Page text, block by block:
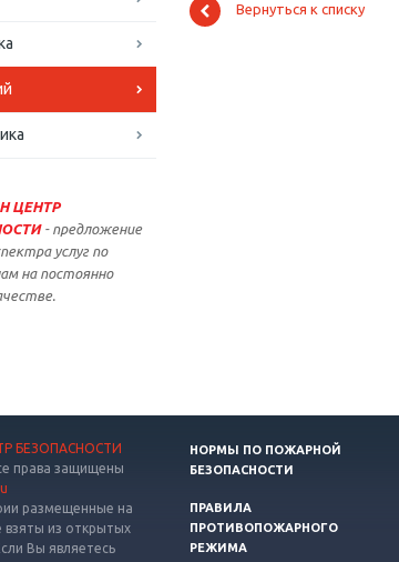
ЦЕНТР
- предложение
услуг по
на постоянно
Вернуться к списку
БЕЗОПАСНОСТИ
права защищены
размещенные на
взяты из открытых
Вы являетесь
НОРМЫ ПО ПОЖАРНОЙ
БЕЗОПАСНОСТИ
ПРАВИЛА
ПРОТИВОПОЖАРНОГО
РЕЖИМА